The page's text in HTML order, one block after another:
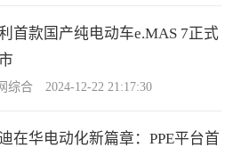
首款国产纯电动车e.MAS 7正式
综合 2024-12-22 21:17:30
在华电动化新篇章：PPE平台首